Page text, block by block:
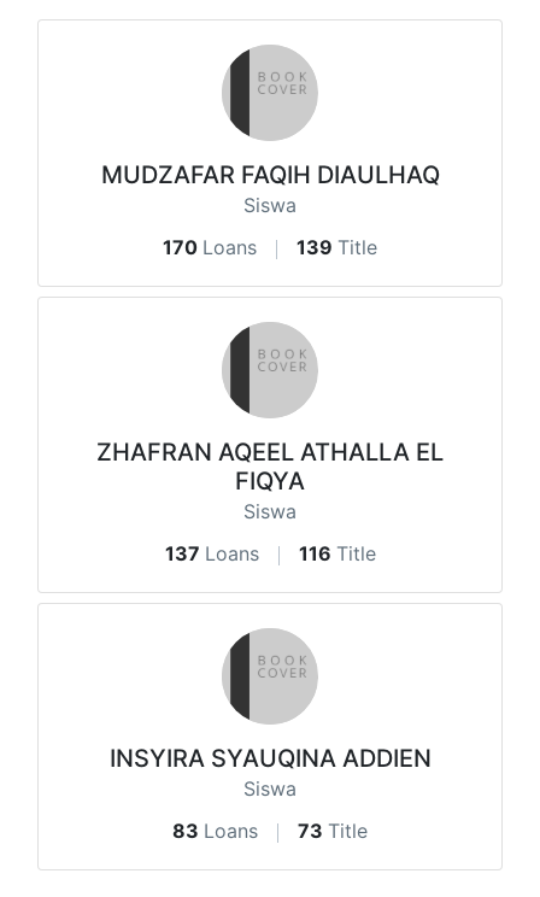
MUDZAFAR FAQIH DIAULHAQ
Siswa
170 Loans 139 Title
ZHAFRAN AQEEL ATHALLA EL
FIQYA
Siswa
137 Loans 116 Title
INSYIRA SYAUQINA ADDIEN
Siswa
83 Loans 73 Title